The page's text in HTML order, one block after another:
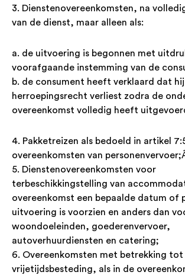
3. Dienstenovereenkomsten, na
van de dienst, maar alleen als:
a. de uitvoering is begonnen met
voorafgaande instemming van de
b. de consument heeft verklaard dat
herroepingsrecht verliest zodra de
overeenkomst volledig heeft
4. Pakketreizen als bedoeld in artikel
overeenkomsten van
5. Dienstenovereenkomsten voor
terbeschikkingstelling van
overeenkomst een bepaalde datum of
uitvoering is voorzien en anders dan
woondoeleinden, goederenvervoer,
autoverhuurdiensten en catering;
6. Overeenkomsten met betrekking tot
vrijetijdsbesteding, als in de